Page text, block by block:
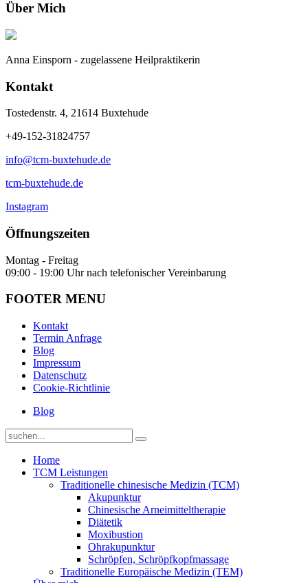
Über Mich
Anna Einsporn - zugelassene Heilpraktikerin
Kontakt
Tostedenstr. 4, 21614 Buxtehude
+49-152-31824757
info@tcm-buxtehude.de
tcm-buxtehude.de
Instagram
Öffnungszeiten
Montag - Freitag
09:00 - 19:00 Uhr nach telefonischer Vereinbarung
FOOTER MENU
Kontakt
Termin Anfrage
Blog
Impressum
Datenschutz
Cookie-Richtlinie
Blog
Home
TCM Leistungen
Traditionelle chinesische Medizin (TCM)
Akupunktur
Chinesische Arneimitteltherapie
Diätetik
Moxibustion
Ohrakupunktur
Schröpfen, Schröpfkopfmassage
Traditionelle Europäische Medizin (TEM)